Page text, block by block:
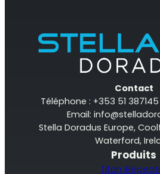
Contact
Téléphone : +353 51
Email:
Stella Doradus Europe,
Waterford,
Produits
Titan